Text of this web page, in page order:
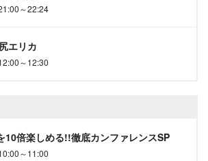
～22:24
エリカ
～12:30
10倍楽しめる!!徹底カンファレンスSP
～11:00